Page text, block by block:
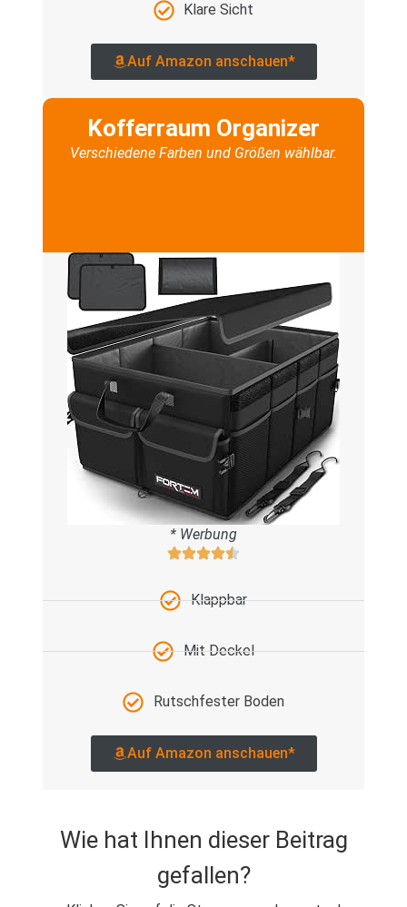
Klare Sicht
Auf Amazon anschauen*
Kofferraum Organizer
Verschiedene Farben und Größen wählbar.
* Werbung
Klappbar
Mit Deckel
Rutschfester Boden
Auf Amazon anschauen*
Wie hat Ihnen dieser Beitrag
gefallen?